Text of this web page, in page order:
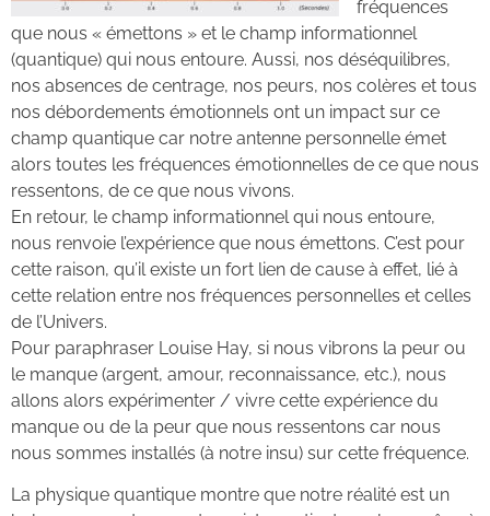
fréquences
que nous « émettons » et le champ informationnel
(quantique) qui nous entoure. Aussi, nos déséquilibres,
nos absences de centrage, nos peurs, nos colères et tous
nos débordements émotionnels ont un impact sur ce
champ quantique car notre antenne personnelle émet
alors toutes les fréquences émotionnelles de ce que nous
ressentons, de ce que nous vivons.
En retour, le champ informationnel qui nous entoure,
nous renvoie l’expérience que nous émettons. C’est pour
cette raison, qu’il existe un fort lien de cause à effet, lié à
cette relation entre nos fréquences personnelles et celles
de l’Univers.
Pour paraphraser Louise Hay, si nous vibrons la peur ou
le manque (argent, amour, reconnaissance, etc.), nous
allons alors expérimenter / vivre cette expérience du
manque ou de la peur que nous ressentons car nous
nous sommes installés (à notre insu) sur cette fréquence.
La physique quantique montre que notre réalité est un